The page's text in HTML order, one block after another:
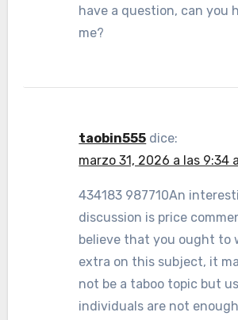
have a question, can you
me?
taobin555 dice:
marzo 31, 2026 a las 9:34
434183 987710An
discussion is price
believe that you ought to
extra on this subject, it
not be a taboo topic but
individuals are not